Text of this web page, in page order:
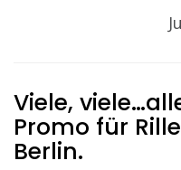
Viele,
Promo für
Berlin.